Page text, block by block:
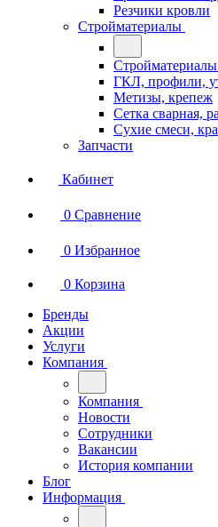
Резчики кровли
Стройматериалы
Стройматериалы
ГКЛ, профили,
Метизы, крепеж
Сетка сварная,
Сухие смеси,
Запчасти
Кабинет
0 Сравнение
0 Избранное
0 Корзина
Бренды
Акции
Услуги
Компания
Компания
Новости
Сотрудники
Вакансии
История компании
Блог
Информация